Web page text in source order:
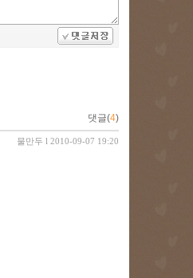
댓글(4)
물만두 l 2010-09-07 19:20